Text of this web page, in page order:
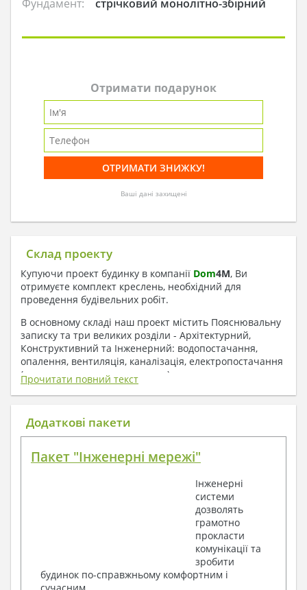
Фундамент:
стрічковий монолітно-збірний
Отримати подарунок
Ваші дані захищені
Склад проекту
Купуючи проект будинку в компанії Dom4M, Ви
отримуєте комплект креслень, необхідний для
проведення будівельних робіт.
В основному складі наш проект містить Пояснювальну
записку та три великих розділи - Архітектурний,
Конструктивний та Інженерний: водопостачання,
опалення, вентиляція, каналізація, електропостачання
( купується за додаткову плату ).
1. До складу Архітектурного розділу
входять:
План покрівлі
Фасади з даними зовнішніх оздоблень
Елементи прорізів – специфікація
Дані перемичок – перетин та специфікація
Обсяги основних будівельних матеріалів
Архітектурні вузли в конструкціях
2. До складу Конструктивного розділу
Прочитати повний текст
Додаткові пакети
Пакет "Інженерні мережі"
Інженерні
системи
дозволять
грамотно
прокласти
комунікації та
зробити
будинок по-справжньому комфортним і